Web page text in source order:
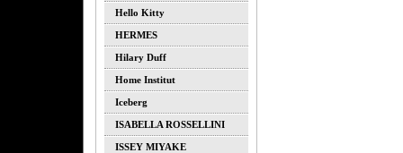
Hello Kitty
HERMES
Hilary Duff
Home Institut
Iceberg
ISABELLA ROSSELLINI
ISSEY MIYAKE